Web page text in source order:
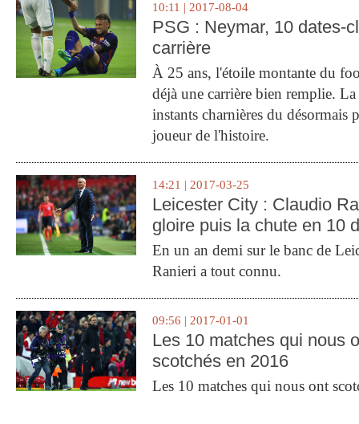
10:11 | 2017-08-04
PSG : Neymar, 10 dates-
carrière
À 25 ans, l'étoile montante du
déjà une carrière bien remplie.
instants charnières du désormais
joueur de l'histoire.
14:21 | 2017-03-25
Leicester City : Claudio
gloire puis la chute en 10
En un an demi sur le banc de
Ranieri a tout connu.
09:56 | 2017-01-01
Les 10 matches qui nous
scotchés en 2016
Les 10 matches qui nous ont